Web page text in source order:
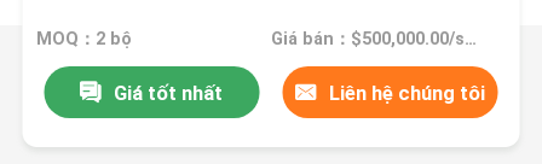
MOQ：2 bộ Giá bán：$500,000.00/sets >=2 sets
Giá tốt nhất Liên hệ chúng tôi